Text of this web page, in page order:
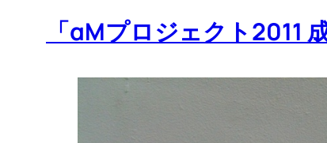
「αMプロジェクト2011